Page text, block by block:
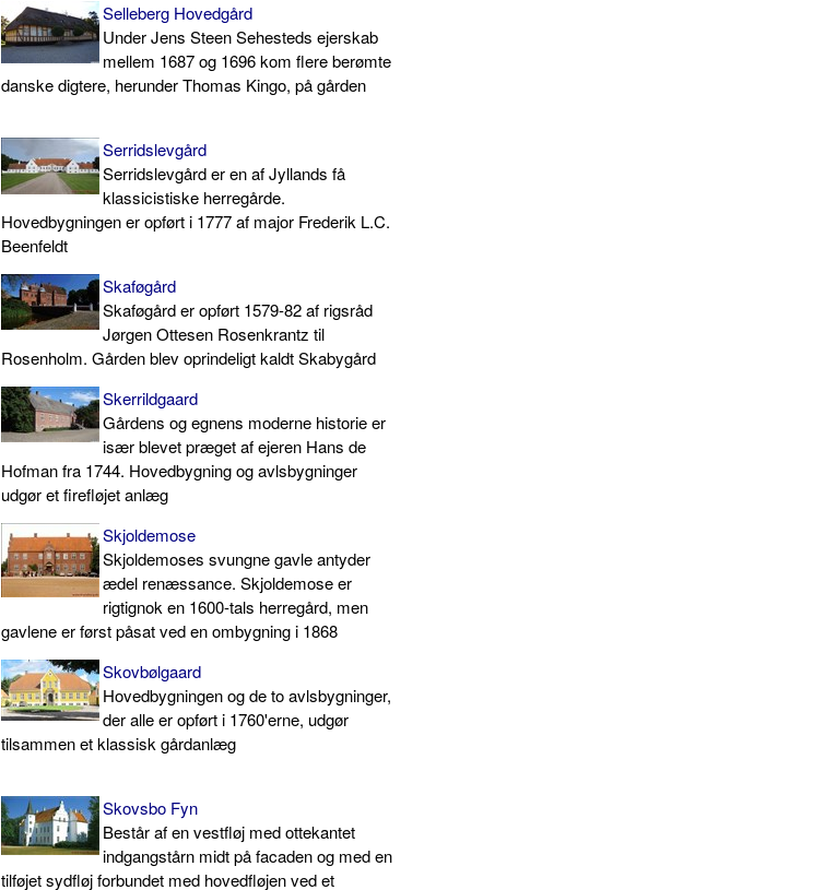
Selleberg Hovedgård
Under Jens Steen Sehesteds ejerskab
mellem 1687 og 1696 kom flere berømte
danske digtere, herunder Thomas Kingo, på gården
Serridslevgård
Serridslevgård er en af Jyllands få
klassicistiske herregårde.
Hovedbygningen er opført i 1777 af major Frederik L.C.
Beenfeldt
Skaføgård
Skaføgård er opført 1579-82 af rigsråd
Jørgen Ottesen Rosenkrantz til
Rosenholm. Gården blev oprindeligt kaldt Skabygård
Skerrildgaard
Gårdens og egnens moderne historie er
især blevet præget af ejeren Hans de
Hofman fra 1744. Hovedbygning og avlsbygninger
udgør et firefløjet anlæg
Skjoldemose
Skjoldemoses svungne gavle antyder
ædel renæssance. Skjoldemose er
rigtignok en 1600-tals herregård, men
gavlene er først påsat ved en ombygning i 1868
Skovbølgaard
Hovedbygningen og de to avlsbygninger,
der alle er opført i 1760'erne, udgør
tilsammen et klassisk gårdanlæg
Skovsbo Fyn
Består af en vestfløj med ottekantet
indgangstårn midt på facaden og med en
tilføjet sydfløj forbundet med hovedfløjen ved et